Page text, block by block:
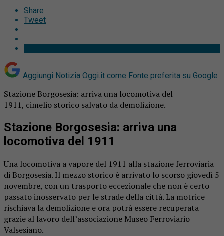
Share
Tweet
Aggiungi Notizia Oggi.it come Fonte preferita su Google
Stazione Borgosesia: arriva una locomotiva del
1911, cimelio storico salvato da demolizione.
Stazione Borgosesia: arriva una
locomotiva del 1911
Una locomotiva a vapore del 1911 alla stazione ferroviaria
di Borgosesia. Il mezzo storico è arrivato lo scorso giovedì 5
novembre, con un trasporto eccezionale che non è certo
passato inosservato per le strade della città. La motrice
rischiava la demolizione e ora potrà essere recuperata
grazie al lavoro dell’associazione Museo Ferroviario
Valsesiano.